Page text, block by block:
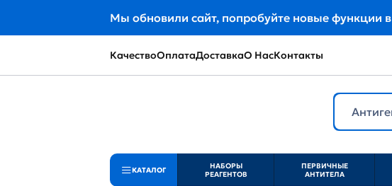
Мы обновили сайт, попробуйте новые функции в
КачествоОплатаДоставкаО НасКонтакты
КАТАЛОГ
НАБОРЫ
РЕАГЕНТОВ
ПЕРВИЧНЫЕ
АНТИТЕЛА